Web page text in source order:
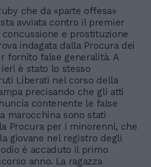
che da «parte offesa»
avviata contro il premier
e prostituzione
indagata dalla Procura dei
fornito false generalità. A
è stato lo stesso
Liberati nel corso della
precisando che gli atti
contenente le false
marocchina sono stati
Procura per i minorenni, che
giovane nel registro degli
è accaduto il primo
anno. La ragazza